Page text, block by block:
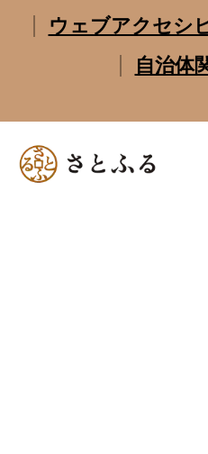
ウェブアクセシ
自治体